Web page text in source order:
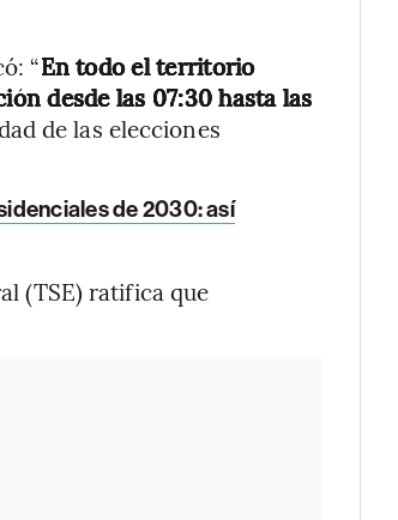
“En todo el territorio
desde las 07:30 hasta las
de las elecciones
de 2030: así
(TSE) ratifica que